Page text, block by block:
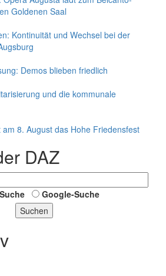
Goldenen Saal
Kontinuität und Wechsel bei der
Demos blieben friedlich
und die kommunale
8. August das Hohe Friedensfest
DAZ
Google-Suche
Suchen